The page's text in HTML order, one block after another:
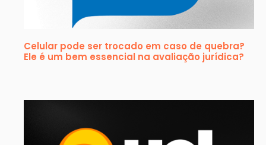
Celular pode ser trocado em caso de quebra?
Ele é um bem essencial na avaliação jurídica?